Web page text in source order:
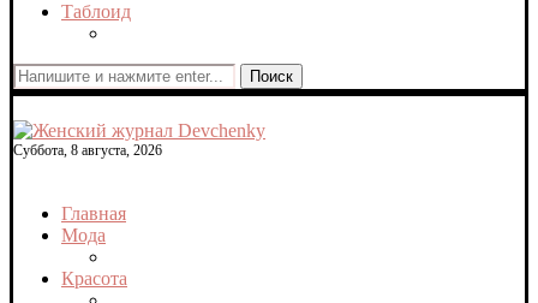
Таблоид
Поиск
Суббота, 8 августа, 2026
Главная
Мода
Красота